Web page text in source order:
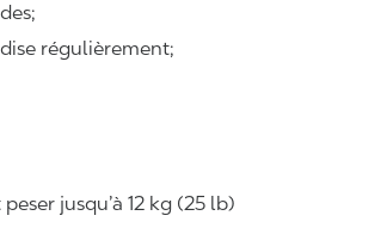
régulièrement;
jusqu’à 12 kg (25 lb)